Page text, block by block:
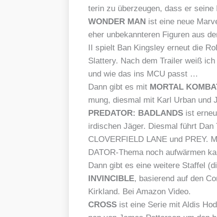
te­rin zu über­zeu­gen, dass er
WONDER MAN ist eine neue
eher unbe­kann­te­ren Figu­ren aus
II spielt Ban King­s­ley erneut die
Slat­tery. Nach dem Trai­ler weiß
und wie das ins MCU passt …
Dann gibt es mit MORTAL
mung, dies­mal mit Karl Urban und
PREDATOR: BADLANDSist
ir­di­schen Jäger. Dies­mal führt
CLOVERFIELD LANE und PREY.
DA­TOR-The­ma noch auf­wär­men
Dann gibt es eine wei­te­re Staf­fel
INVINCIBLE, basie­rend auf den
Kirk­land. Bei Ama­zon Video.
CROSSist eine Serie mit Aldis